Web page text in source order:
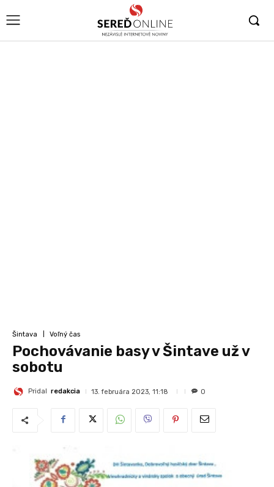
Šintava Voľný čas
Pochovávanie basy v Šintave už v
sobotu
Pridal redakcia 13. februára 2023, 11:18 0